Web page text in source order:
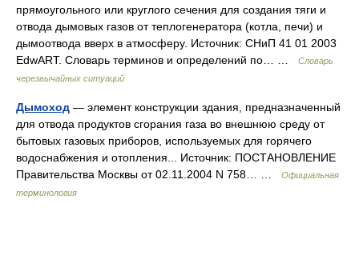
прямоугольного или круглого сечения для создания тяги и
отвода дымовых газов от теплогенератора (котла, печи) и
дымоотвода вверх в атмосферу. Источник: СНиП 41 01 2003
EdwART. Словарь терминов и определений по… …
Словарь
черезвычайных ситуаций
Дымоход — элемент конструкции здания, предназначенный
для отвода продуктов сгорания газа во внешнюю среду от
бытовых газовых приборов, используемых для горячего
водоснабжения и отопления... Источник: ПОСТАНОВЛЕНИЕ
Правительства Москвы от 02.11.2004 N 758… …
Официальная
терминология